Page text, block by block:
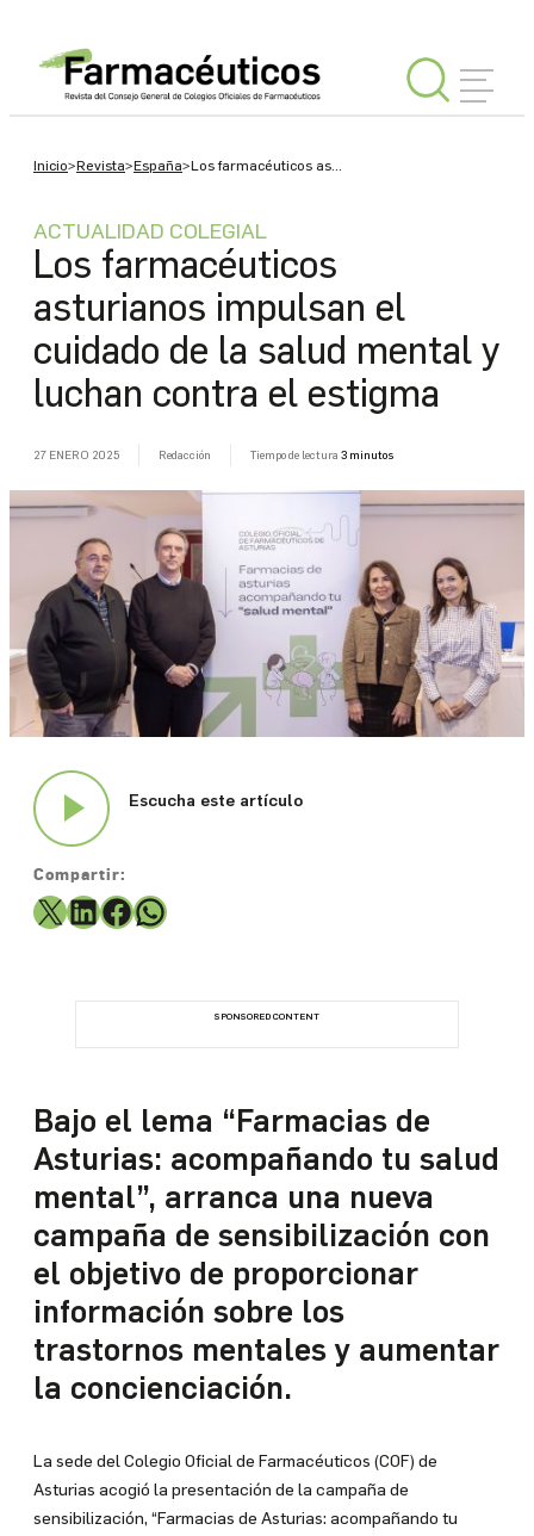
INICIAR
España
Tu
Consejo
Informa
Historias
Medicamentos
Qué
es
Farmacéuticos
Media
Instagram
Facebook
YouTube
WhatsApp
LinkedIn
TikTok
Inicio>Revista>España>Los farmacéuticos as...
ACTUALIDAD COLEGIAL
Los farmacéuticos
asturianos impulsan el
cuidado de la salud mental y
luchan contra el estigma
27 ENERO 2025 Redacción Tiempo de lectura 3 minutos
Bajo el lema “Farmacias de
Asturias: acompañando tu salud
mental”, arranca una nueva
campaña de sensibilización con
el objetivo de proporcionar
información sobre los
trastornos mentales y aumentar
la concienciación.
La sede del Colegio Oficial de Farmacéuticos (COF) de
Asturias acogió la presentación de la campaña de
sensibilización, “Farmacias de Asturias: acompañando tu
Escucha este artículo
Compartir:
XLinkedIn
Facebook
WhatsApp
SPONSORED CONTENT